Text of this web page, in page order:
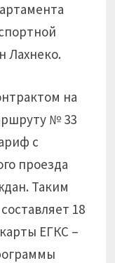
Лахнеко.
на
№ 33
с
проезда
Таким
18
ЕГКС –